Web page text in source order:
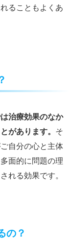
ることもよくあ
治療効果のなか
があります。 そ
自分の心と主体
面的に問題の理
れる効果です。
の？